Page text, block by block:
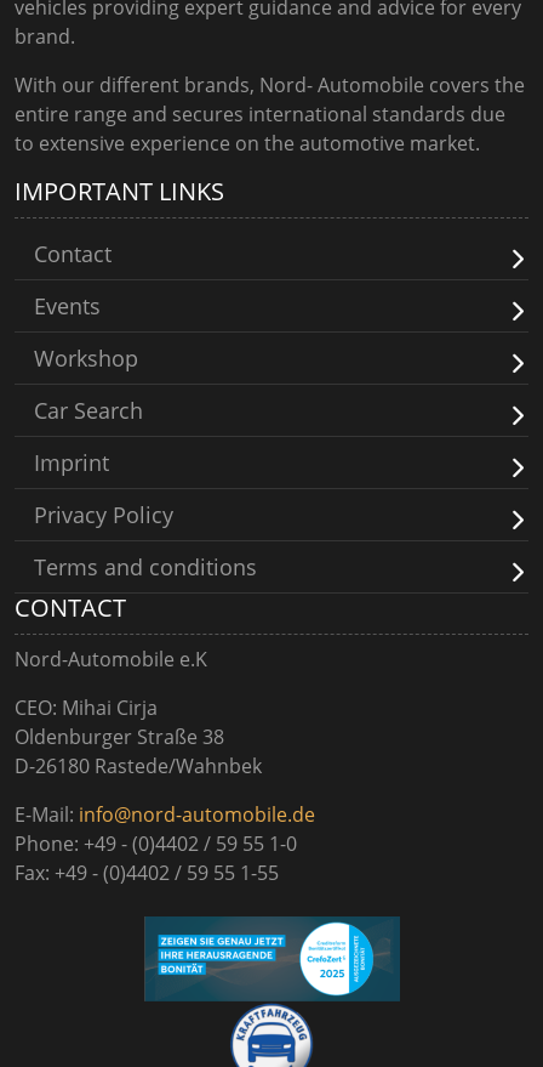
vehicles providing expert guidance and advice for every
brand.
With our different brands, Nord- Automobile covers the
entire range and secures international standards due
to extensive experience on the automotive market.
IMPORTANT LINKS
Contact
Events
Workshop
Car Search
Imprint
Privacy Policy
Terms and conditions
CONTACT
Nord-Automobile e.K
CEO: Mihai Cirja
Oldenburger Straße 38
D-26180 Rastede/Wahnbek
E-Mail: info@nord-automobile.de
Phone: +49 - (0)4402 / 59 55 1-0
Fax: +49 - (0)4402 / 59 55 1-55